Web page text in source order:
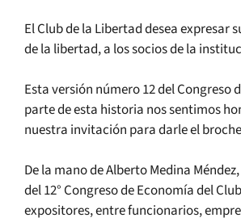
El Club de la Libertad desea
de la libertad, a los socios de la
Esta versión número 12 del Congreso
parte de esta historia nos sentimos
nuestra invitación para darle el
De la mano de Alberto Medina
del 12° Congreso de Economía del
expositores, entre funcionarios,